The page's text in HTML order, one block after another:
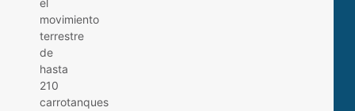
el
movimiento
terrestre
de
hasta
210
carrotanques